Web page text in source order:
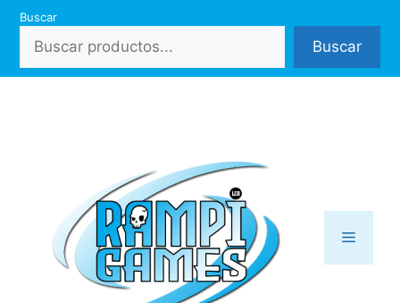
Saltar
contenido
Buscar
Buscar
Menú